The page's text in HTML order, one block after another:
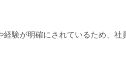
験が明確にされているため、社